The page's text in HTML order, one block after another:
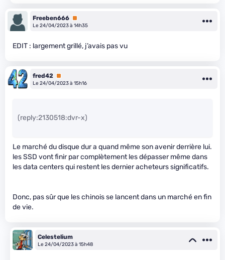
Freeben666 Premium
Le 24/04/2023 à 14h35
EDIT : largement grillé, j’avais pas vu
fred42 Premium
Le 24/04/2023 à 15h16
(reply:2130518:dvr-x)
Le marché du disque dur a quand même son avenir derrière lui.
les SSD vont finir par complètement les dépasser même dans
les data centers qui restent les dernier acheteurs significatifs.
Donc, pas sûr que les chinois se lancent dans un marché en fin
de vie.
Celestelium
Le 24/04/2023 à 15h48